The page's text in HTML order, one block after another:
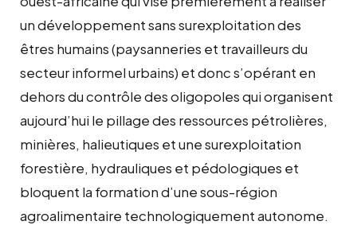
un développement sans surexploitation des
êtres humains (paysanneries et travailleurs du
secteur informel urbains) et donc s’opérant en
dehors du contrôle des oligopoles qui organisent
aujourd’hui le pillage des ressources pétrolières,
minières, halieutiques et une surexploitation
forestière, hydrauliques et pédologiques et
bloquent la formation d’une sous-région
agroalimentaire technologiquement autonome.